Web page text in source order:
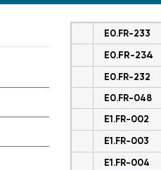
E0.FR-233
E0.FR-234
E0.FR-232
E0.FR-048
E1.FR-002
E1.FR-003
E1.FR-004